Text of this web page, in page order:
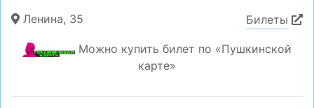
Ленина, 35 Билеты
Можно купить билет по «Пушкинской
карте»